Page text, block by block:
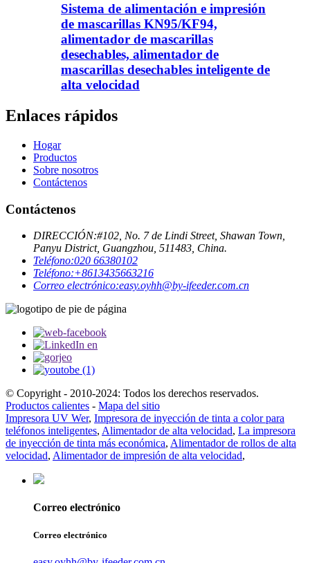
Sistema de alimentación e impresión
de mascarillas KN95/KF94,
alimentador de mascarillas
desechables, alimentador de
mascarillas desechables inteligente de
alta velocidad
Enlaces rápidos
Hogar
Productos
Sobre nosotros
Contáctenos
Contáctenos
DIRECCIÓN:#102, No. 7 de Lindi Street, Shawan Town,
Panyu District, Guangzhou, 511483, China.
Teléfono:020 66380102
Teléfono:+8613435663216
Correo electrónico:easy.oyhh@by-ifeeder.com.cn
© Copyright - 2010-2024: Todos los derechos reservados.
Productos calientes - Mapa del sitio
Impresora UV Wer, Impresora de inyección de tinta a color para
teléfonos inteligentes, Alimentador de alta velocidad, La impresora
de inyección de tinta más económica, Alimentador de rollos de alta
velocidad, Alimentador de impresión de alta velocidad,
Correo electrónico
Correo electrónico